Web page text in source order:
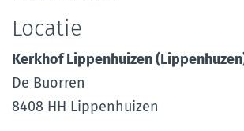
Locatie
Kerkhof Lippenhuizen
De Buorren
8408 HH Lippenhuizen